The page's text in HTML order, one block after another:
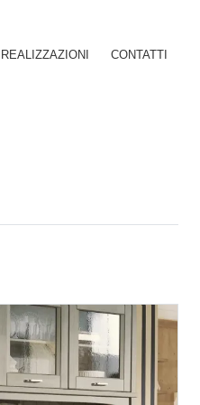
REALIZZAZIONI CONTATTI